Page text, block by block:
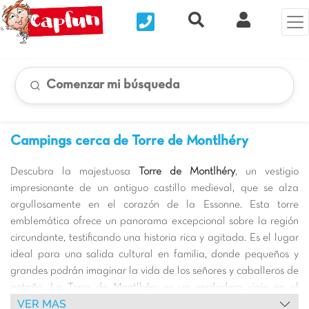
Nous contacterRecherche rapide
Mi
Comenzar mi búsqueda
Campings cerca de Torre de Montlhéry
Descubra la majestuosa Torre de Montlhéry, un vestigio
impresionante de un antiguo castillo medieval, que se alza
orgullosamente en el corazón de la Essonne. Esta torre
emblemática ofrece un panorama excepcional sobre la región
circundante, testificando una historia rica y agitada. Es el lugar
ideal para una salida cultural en familia, donde pequeños y
grandes podrán imaginar la vida de los señores y caballeros de
antaño. La Torre de Montlhéry es un verdadero viaje en el
tiempo, proponiendo eventos y animaciones que harán las
VER MAS